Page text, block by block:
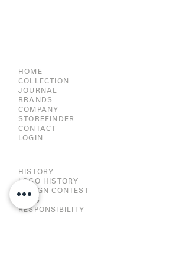
HOME
COLLECTION
JOURNAL
BRANDS
COMPANY
STOREFINDER
CONTACT
LOGIN
HISTORY
LOGO HISTORY
DESIGN CONTEST
JOBS
RESPONSIBILITY